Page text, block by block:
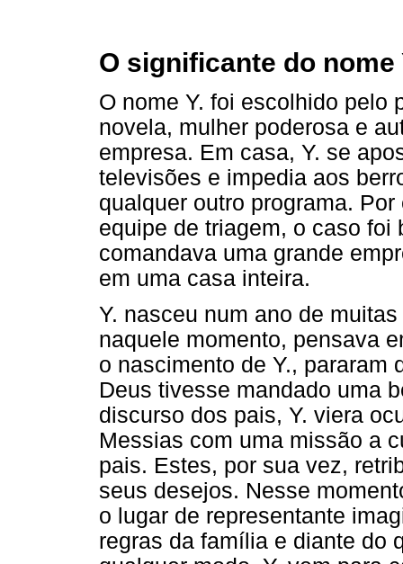
O significante do
O nome Y. foi escolhido pelo
novela, mulher poderosa e
empresa. Em casa, Y. se
televisões e impedia aos
qualquer outro programa.
equipe de triagem, o caso foi
comandava uma grande
em uma casa inteira.
Y. nasceu num ano de
naquele momento, pensava
o nascimento de Y., pararam
Deus tivesse mandado uma
discurso dos pais, Y. viera
Messias com uma missão a
pais. Estes, por sua vez,
seus desejos. Nesse
o lugar de representante
regras da família e diante do